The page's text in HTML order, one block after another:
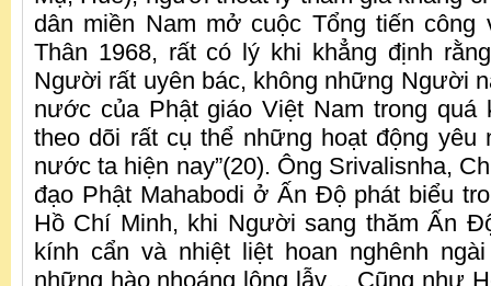
dân miền Nam mở cuộc Tổng tiến công
Thân 1968, rất có lý khi khẳng định
Người rất uyên bác, không những Người
nước của Phật giáo Việt Nam trong
theo dõi rất cụ thể những hoạt động yêu
nước ta hiện nay”(20). Ông Srivalisnha,
đạo Phật Mahabodi ở Ấn Độ phát biểu
Hồ Chí Minh, khi Người sang thăm Ấn
kính cẩn và nhiệt liệt hoan nghênh
những hào nhoáng lộng lẫy… Cũng như